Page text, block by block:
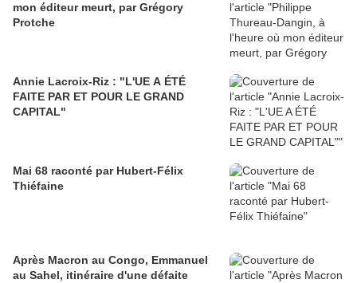
mon éditeur meurt, par Grégory
Protche
Annie Lacroix-Riz : "L'UE A ÉTÉ
FAITE PAR ET POUR LE GRAND
CAPITAL"
Mai 68 raconté par Hubert-Félix
Thiéfaine
Après Macron au Congo, Emmanuel
au Sahel, itinéraire d'une défaite